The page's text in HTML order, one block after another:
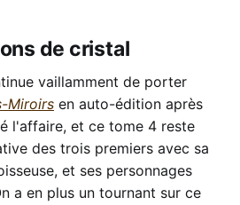
de cristal
vaillamment de porter
Miroirs en auto-édition après
l'affaire, et ce tome 4 reste
des trois premiers avec sa
et ses personnages
a en plus un tournant sur ce